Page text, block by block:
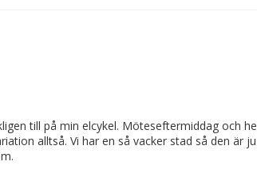
till på min elcykel. Möteseftermiddag och
alltså. Vi har en så vacker stad så den är